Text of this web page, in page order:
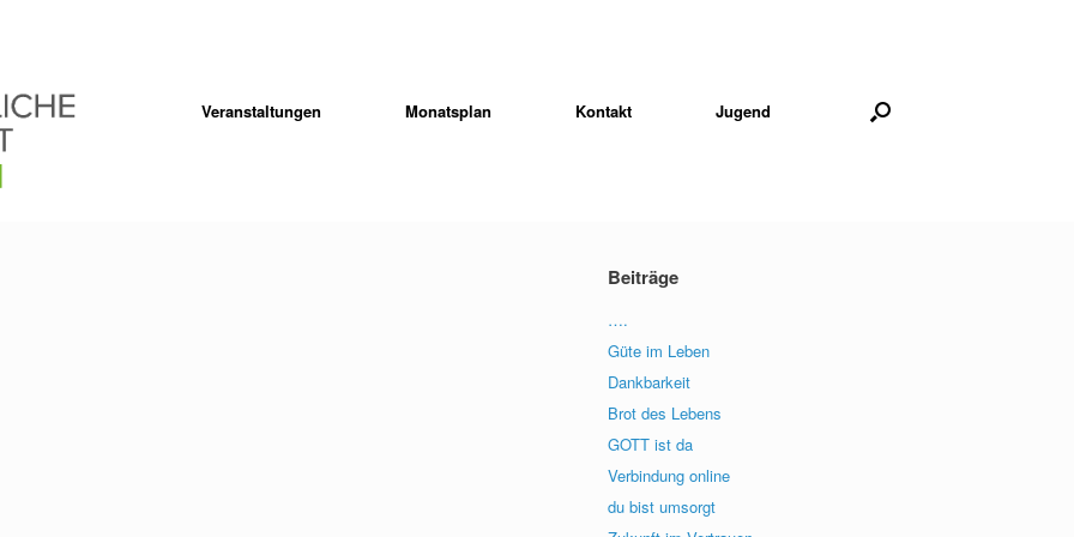
Veranstaltungen Monatsplan Kontakt Jugend
Beiträge
….
Güte im Leben
Dankbarkeit
Brot des Lebens
GOTT ist da
Verbindung online
du bist umsorgt